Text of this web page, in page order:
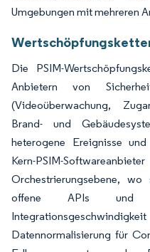
Umgebungen mit mehreren
Die PSIM-
Anbietern von
(Videoüberwachung,
Brand- und
heterogene Ereignisse
Kern-PSIM-
Orchestrierungsebene, wo
offene APIs und
Datennormalisierung für